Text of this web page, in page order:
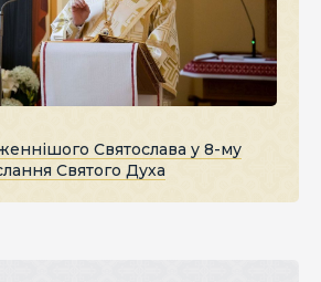
Святослава у 8-му
Святого Духа